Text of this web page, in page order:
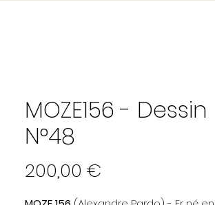
MOZE156 - Dessin
N°48
200,00 €